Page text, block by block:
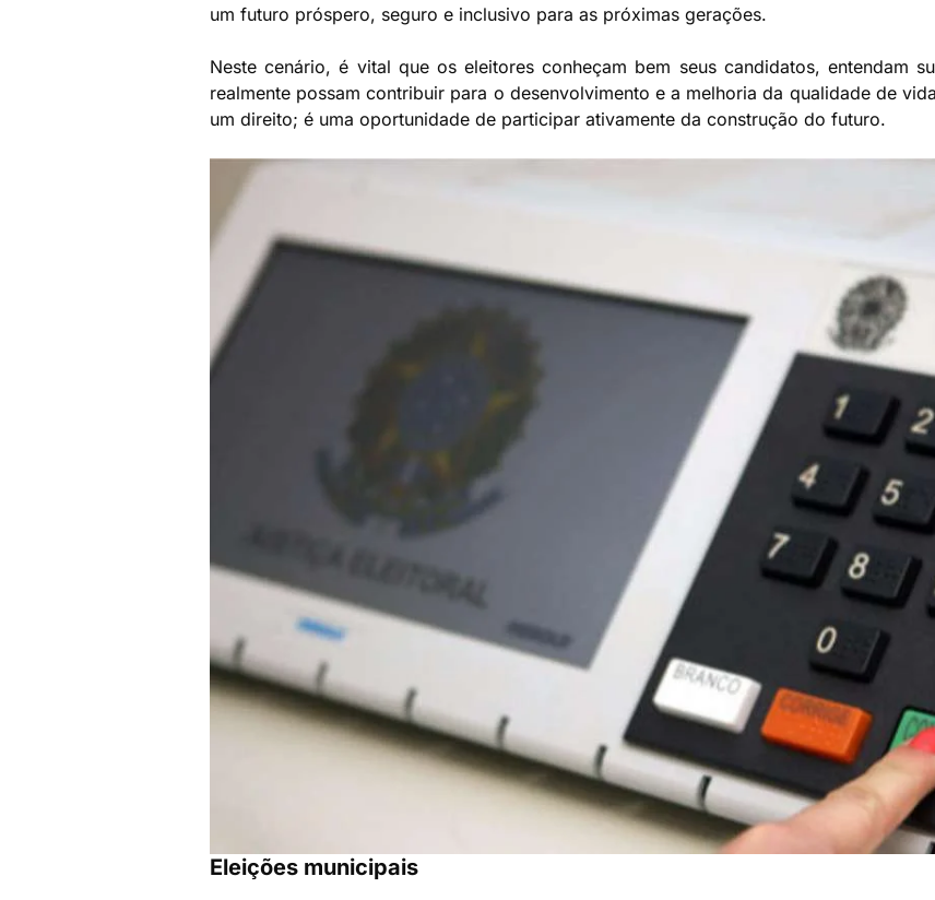
um futuro próspero, seguro e inclusivo para as próximas gerações.
Neste cenário, é vital que os eleitores conheçam bem seus candidatos, entendam
realmente possam contribuir para o desenvolvimento e a melhoria da qualidade de
um direito; é uma oportunidade de participar ativamente da construção do futuro.
Eleições municipais